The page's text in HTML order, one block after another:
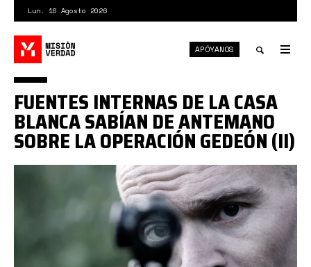
contenido
principal
Lun. 10 Agosto 2026
search
APÓYANOS
goudreau
FUENTES INTERNAS DE LA CASA
BLANCA SABÍAN DE ANTEMANO
SOBRE LA OPERACIÓN GEDEÓN (II)